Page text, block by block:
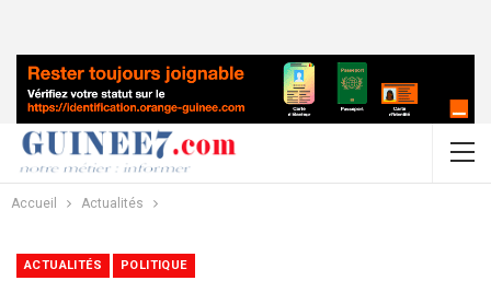
Accueil Actualités
ACTUALITÉS POLITIQUE